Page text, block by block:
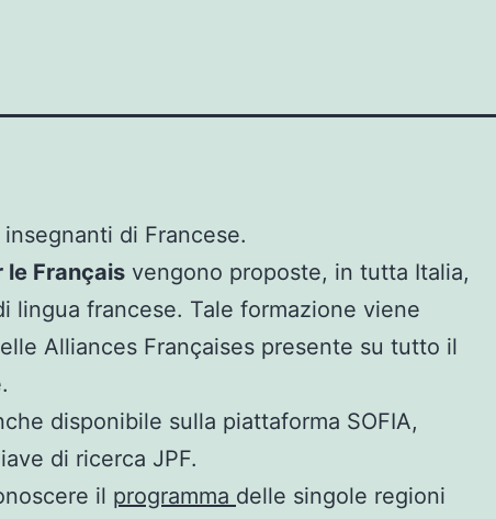
di Francese.
le Français vengono proposte, in tutta Italia,
lingua francese. Tale formazione viene
Alliances Françaises presente su tutto il
disponibile sulla piattaforma SOFIA,
di ricerca JPF.
il programma delle singole regioni